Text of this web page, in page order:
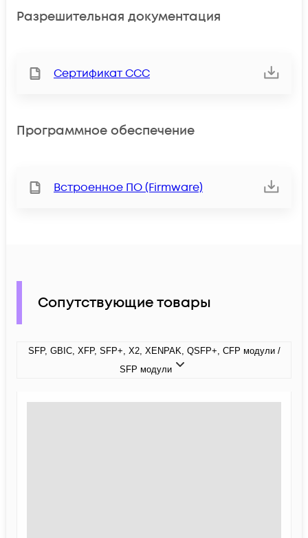
Разрешительная документация
Сертификат ССС
Программное обеспечение
Встроенное ПО (Firmware)
Сопутствующие товары
SFP, GBIC, XFP, SFP+, X2, XENPAK, QSFP+, CFP модули /
SFP модули